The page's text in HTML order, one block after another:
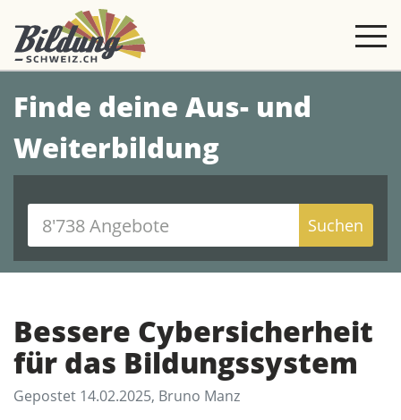
Finde deine Aus- und
Weiterbildung
Suchen
Bessere Cybersicherheit
für das Bildungssystem
Gepostet 14.02.2025, Bruno Manz